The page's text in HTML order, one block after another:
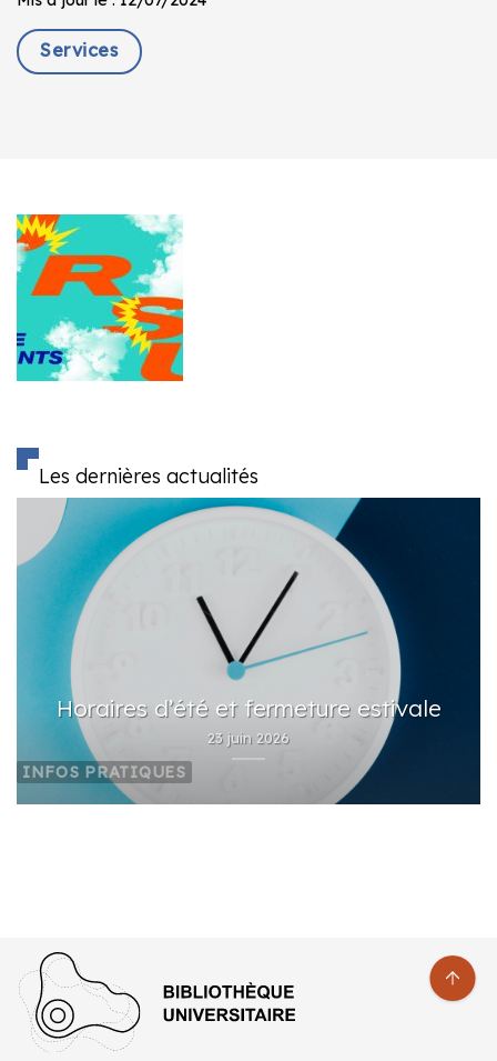
Services
Les dernières actualités
INFOS PRATIQUES
Horaires d’été et fermeture estivale
23 juin 2026